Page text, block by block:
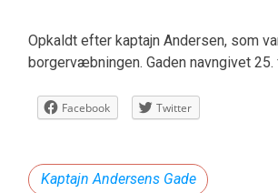
Opkaldt efter kaptajn Andersen, som
borgervæbningen. Gaden navngivet 25.
Facebook Twitter
Kaptajn Andersens Gade